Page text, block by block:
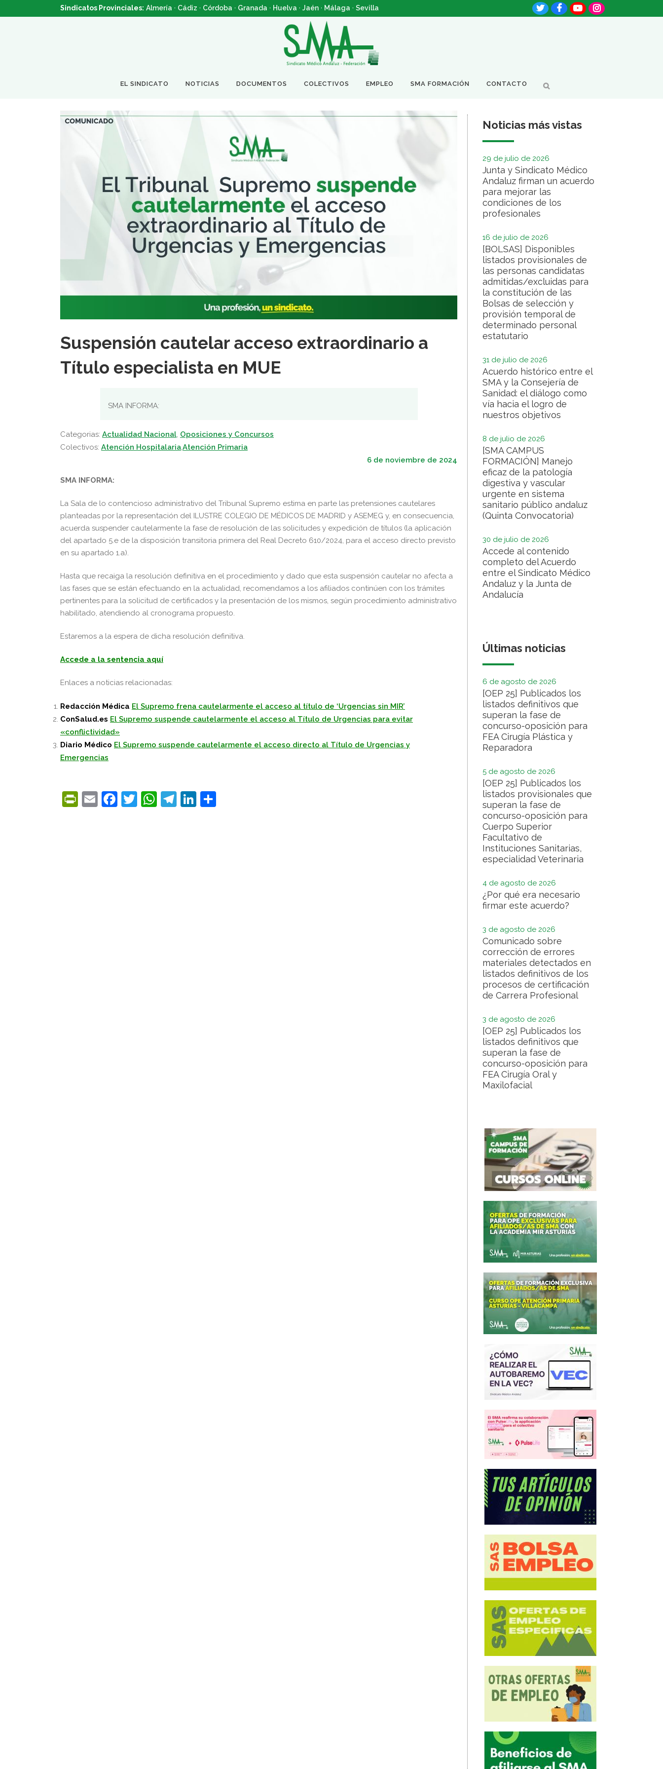
Sindicatos Provinciales: Almería · Cádiz · Córdoba · Granada · Huelva · Jaén · Málaga · Sevilla
EL SINDICATO NOTICIAS DOCUMENTOS COLECTIVOS EMPLEO SMA FORMACIÓN CONTACTO
Suspensión cautelar acceso extraordinario a
Título especialista en MUE
SMA INFORMA:
Categorias: Actualidad Nacional, Oposiciones y Concursos
Colectivos: Atención Hospitalaria,Atención Primaria
6 de noviembre de 2024
SMA INFORMA:
La Sala de lo contencioso administrativo del Tribunal Supremo estima en parte las pretensiones cautelares
planteadas por la representación del ILUSTRE COLEGIO DE MÉDICOS DE MADRID y ASEMEG y, en consecuencia,
acuerda suspender cautelarmente la fase de resolución de las solicitudes y expedición de títulos (la aplicación
del apartado 5.e de la disposición transitoria primera del Real Decreto 610/2024, para el acceso directo previsto
en su apartado 1.a).
Hasta que recaiga la resolución definitiva en el procedimiento y dado que esta suspensión cautelar no afecta a
las fases que se están efectuando en la actualidad, recomendamos a los afiliados continúen con los trámites
pertinentes para la solicitud de certificados y la presentación de los mismos, según procedimiento administrativo
habilitado, atendiendo al cronograma propuesto.
Estaremos a la espera de dicha resolución definitiva.
Accede a la sentencia aquí
Enlaces a noticias relacionadas:
Redacción Médica El Supremo frena cautelarmente el acceso al título de ‘Urgencias sin MIR’
ConSalud.es El Supremo suspende cautelarmente el acceso al Título de Urgencias para evitar
«conflictividad»
Diario Médico El Supremo suspende cautelarmente el acceso directo al Título de Urgencias y
Emergencias
PrintFriendly
EmailFacebook
Twitter
WhatsApp
Telegram
LinkedIn
Noticias más vistas
29 de julio de 2026
Junta y Sindicato Médico
Andaluz firman un acuerdo
para mejorar las
condiciones de los
profesionales
16 de julio de 2026
[BOLSAS] Disponibles
listados provisionales de
las personas candidatas
admitidas/excluidas para
la constitución de las
Bolsas de selección y
provisión temporal de
determinado personal
estatutario
31 de julio de 2026
Acuerdo histórico entre el
SMA y la Consejería de
Sanidad: el diálogo como
vía hacia el logro de
nuestros objetivos
8 de julio de 2026
[SMA CAMPUS
FORMACIÓN] Manejo
eficaz de la patología
digestiva y vascular
urgente en sistema
sanitario público andaluz
(Quinta Convocatoria)
30 de julio de 2026
Accede al contenido
completo del Acuerdo
entre el Sindicato Médico
Andaluz y la Junta de
Andalucía
Últimas noticias
6 de agosto de 2026
[OEP 25] Publicados los
listados definitivos que
superan la fase de
concurso-oposición para
FEA Cirugía Plástica y
Reparadora
5 de agosto de 2026
[OEP 25] Publicados los
listados provisionales que
superan la fase de
concurso-oposición para
Cuerpo Superior
Facultativo de
Instituciones Sanitarias,
especialidad Veterinaria
4 de agosto de 2026
¿Por qué era necesario
firmar este acuerdo?
3 de agosto de 2026
Comunicado sobre
corrección de errores
materiales detectados en
listados definitivos de los
procesos de certificación
de Carrera Profesional
3 de agosto de 2026
[OEP 25] Publicados los
listados definitivos que
superan la fase de
concurso-oposición para
FEA Cirugía Oral y
Maxilofacial